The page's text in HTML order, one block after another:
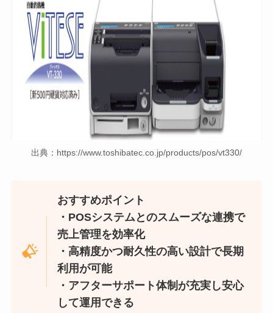
出典：https://www.toshibatec.co.jp/products/pos/vt330/
おすすめポイント
・POSシステムとのスムーズな連携で
売上管理を効率化
・高精度かつ耐久性の高い設計で長期
利用が可能
・アフターサポート体制が充実し安心
して運用できる